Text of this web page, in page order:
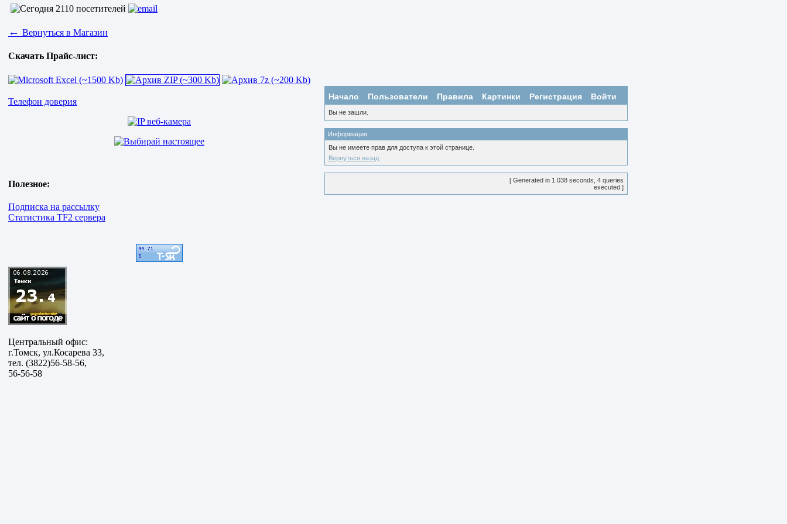
← Вернуться в Магазин
Скачать Прайс-лист:
Телефон доверия
Полезное:
Подписка на рассылку
Статистика TF2 сервера
Начало Пользователи Правила Картинки Регистрация Войти
Вы не зашли.
Информация
Вы не имеете прав для доступа к этой странице.
Вернуться назад
[ Generated in 1.038 seconds, 4 queries
executed ]
Центральный офис:
г.Томск, ул.Косарева 33,
тел. (3822)56-58-56,
56-56-58